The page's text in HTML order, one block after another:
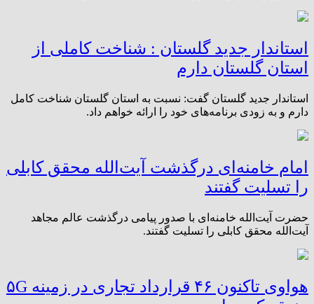
استاندار جدید گلستان : شناخت کاملی از
استان گلستان ‌دارم
استاندار جدید گلستان گفت: نسبت به استان گلستان شناخت کامل
دارم و به زودی برنامه‌های خود را ارائه خواهم داد.
امام خامنه‌ای درگذشت آیت‌الله محقق کابلی
را تسلیت گفتند
حضرت آیت‌الله خامنه‌ای با صدور پیامی درگذشت عالم مجاهد
آیت‌الله محقق کابلی را تسلیت گفتند.
هواوی تاکنون ۴۶ قرارداد تجاری در زمینه ۵G